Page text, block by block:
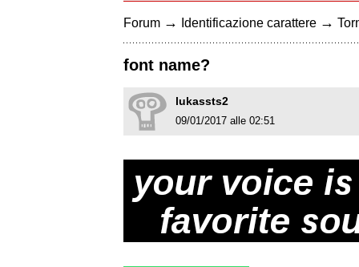
Forum → Identificazione carattere →
font name?
lukassts2
09/01/2017 alle 02:51